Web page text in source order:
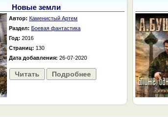
Новые земли
Автор: Каменистый Артем
Раздел: Боевая фантастика
Год: 2016
Страниц: 130
Дата добавления: 26-07-2020
Читать Подробнее